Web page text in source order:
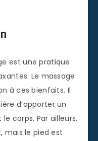
est une pratique
Le massage
à ces bienfaits. Il
d’apporter un
corps. Par ailleurs,
mais le pied est